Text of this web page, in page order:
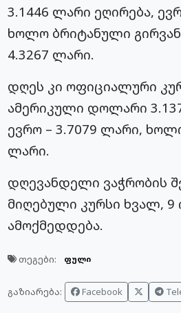
3.1446 ლარი ეღირება,
ხოლო ბრიტანული
4.3267 ლარი.
დღეს კი ოფიციალური
ამერიკული დოლარი
ევრო – 3.7079 ლარი,
ლარი.
დღევანდელი ვაჭრობის
მიღებული კურსი ხვალ, 9
ამოქმედდება.
თეგები: ფული
გაზიარება: Facebook